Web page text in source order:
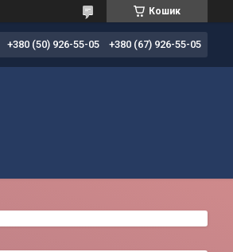
Кошик
+380 (50) 926-55-05 +380 (67) 926-55-05